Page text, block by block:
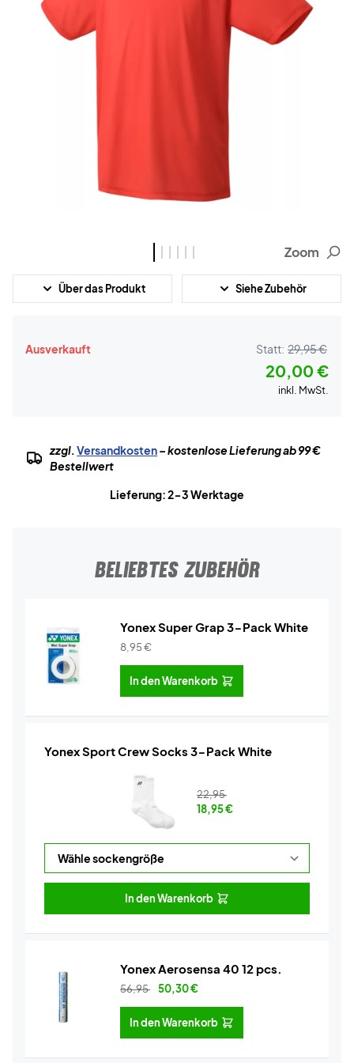
Zoom
Über das Produkt Siehe Zubehör
Ausverkauft Statt: 29,95 €
20,00 €
inkl. MwSt.
zzgl.Versandkosten– kostenlose Lieferung ab 99 €
Bestellwert
Lieferung: 2-3 Werktage
BELIEBTES ZUBEHÖR
Yonex Super Grap 3-Pack White
8,95€
In den Warenkorb
Yonex Sport Crew Socks 3-Pack White
22,95
18,95€
In den Warenkorb
Yonex Aerosensa 40 12 pcs.
56,95 50,30€
In den Warenkorb